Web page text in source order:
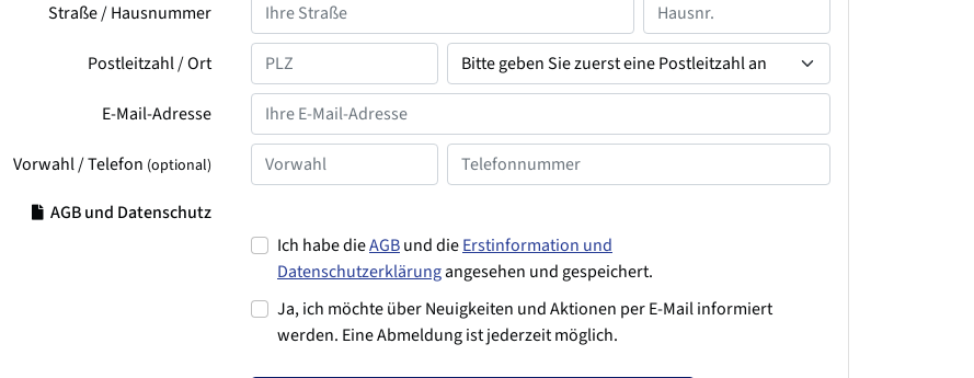
Straße / Hausnummer
Postleitzahl / Ort
E-Mail-Adresse
Vorwahl / Telefon (optional)
AGB und Datenschutz
Ich habe dieAGBund dieErstinformation und
Datenschutzerklärungangesehen und gespeichert.
Ja, ich möchte über Neuigkeiten und Aktionen per E-Mail informiert
werden. Eine Abmeldung ist jederzeit möglich.